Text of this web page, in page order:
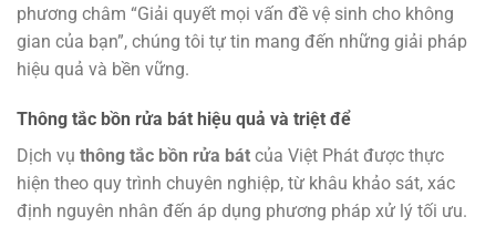
phương châm “Giải quyết mọi vấn đề vệ sinh cho không
gian của bạn”, chúng tôi tự tin mang đến những giải pháp
hiệu quả và bền vững.
Thông tắc bồn rửa bát hiệu quả và triệt để
Dịch vụ thông tắc bồn rửa bát của Việt Phát được thực
hiện theo quy trình chuyên nghiệp, từ khâu khảo sát, xác
định nguyên nhân đến áp dụng phương pháp xử lý tối ưu.